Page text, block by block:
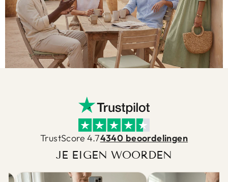
TrustScore 4.74340 beoordelingen
JE EIGEN WOORDEN